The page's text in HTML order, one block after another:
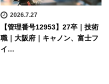
2026.7.27
【管理番号12953】27卒｜技術
職｜大阪府｜キャノン、富士フ
イ…